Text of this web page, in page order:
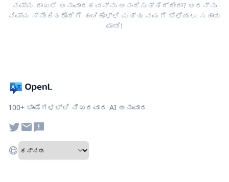
ನಮ್ಮ ದಾಖಲೆ ಅನುವಾದಕವನ್ನು ಆನಂದಿಸುತ್ತಿದ್ದೀರಾ? ಅದನ್ನು
ನಿಮ್ಮ ಸ್ನೇಹಿತರೊಂದಿಗೆ ಹಂಚಿಕೊಳ್ಳಿ ಮತ್ತು ನಮಗೆ ಬೆಳೆಯಲು ಸಹಾಯ
ಮಾಡಿ!
100+ ಭಾಷೆಗಳಲ್ಲಿ ನಿಖರವಾದ AI ಅನುವಾದ